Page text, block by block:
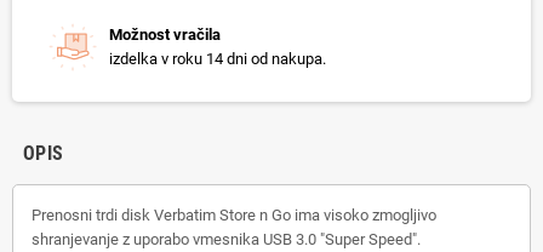
Možnost vračila
izdelka v roku 14 dni od nakupa.
OPIS
Prenosni trdi disk Verbatim Store n Go ima visoko zmogljivo
shranjevanje z uporabo vmesnika USB 3.0 "Super Speed".